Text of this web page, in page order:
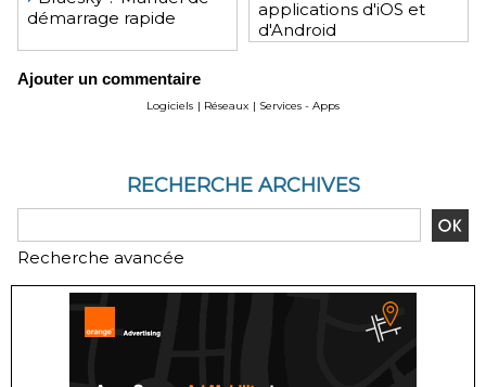
démarrage rapide
applications d'iOS et
d'Android
Ajouter un commentaire
Logiciels | Réseaux | Services - Apps
RECHERCHE ARCHIVES
Recherche avancée